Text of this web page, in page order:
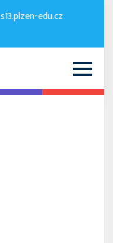
edu.cz